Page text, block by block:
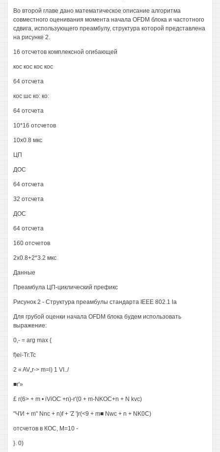
Во второй главе дано математическое описание алгоритма
совместного оценивания момента начала OFDM блока и частотного
сдвига, использующего преамбулу, структура которой представлена
на рисунке 2.
16 отсчетов комплексной огибающей
кос кос кос кос
64 отсчета
кос шс ко: ко:
64 отсчета
10*16 отсчетов
10x0.8 мкс
ЦП
ДОС
64 отсчета
32 отсчета
ДОС
64 отсчета
160 отсчетов
2x0.8+2*3.2 мкс
Данные
Преамбула ЦП-циклический префикс
Рисунок 2 - Структура преамбулы стандарта IEEE 802.1 la
Для грубой оценки начала OFDM блока будем использовать
выражение:
0,- = arg max {
f)ei-Tr.Tc
2 « AV„r-> m=l) 1 VI../
■г'»
£ r(6> + m • iViOC +n)-r'(0 + m-NKOC+n + N kvc)
"Ч'И + m" Nnc + n)f + 'Z '|r(<9 + m■ Nwc + n + NK0C)
отсчетов в КОС, M=10 -
}. 0)